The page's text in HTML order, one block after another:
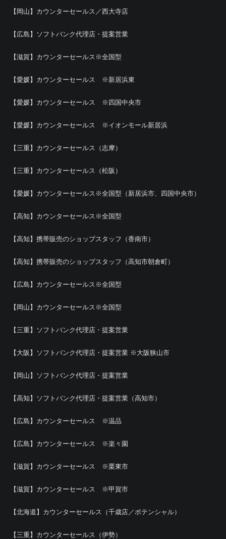
【岡山】カウンターセールス／西大寺店
【広島】ソフトバンク代理店・提案営業
【滋賀】カウンターセールス※全国型
【愛媛】カウンターセールス ※新居浜東
【愛媛】カウンターセールス ※四国中央市
【愛媛】カウンターセールス ※イオンモール新居浜
【三重】カウンターセールス（志摩）
【三重】カウンターセールス（松阪）
【愛媛】カウンターセールス※全国型（新居浜市、四国中央市）
【高知】カウンターセールス※全国型
【高知】携帯販売のショップスタッフ（香南市）
【高知】携帯販売のショップスタッフ（高知市朝倉町）
【広島】カウンターセールス※全国型
【岡山】カウンターセールス※全国型
【三重】ソフトバンク代理店・提案営業
【大阪】ソフトバンク代理店・提案営業 ※大阪狭山市
【岡山】ソフトバンク代理店・提案営業
【高知】ソフトバンク代理店・提案営業（高知市）
【広島】カウンターセールス ※温品
【広島】カウンターセールス ※楽々園
【滋賀】カウンターセールス ※栗東市
【滋賀】カウンターセールス ※甲賀市
【北海道】カウンターセールス（千歳店／ポテンシャル）
【三重】カウンターセールス（伊勢）